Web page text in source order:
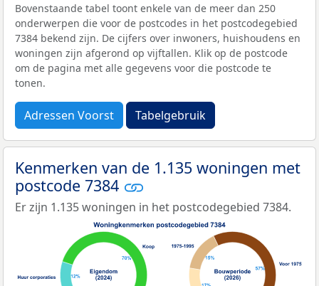
Bovenstaande tabel toont enkele van de meer dan 250
onderwerpen die voor de postcodes in het postcodegebied
7384 bekend zijn. De cijfers over inwoners, huishoudens en
woningen zijn afgerond op vijftallen. Klik op de postcode
om de pagina met alle gegevens voor die postcode te
tonen.
Adressen Voorst Tabelgebruik
Kenmerken van de 1.135 woningen met
postcode 7384
Er zijn 1.135 woningen in het postcodegebied 7384.